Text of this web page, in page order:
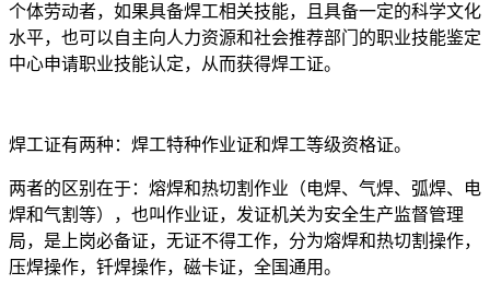
个体劳动者，如果具备焊工相关技能，且具备一定的科学文化
水平，也可以自主向人力资源和社会推荐部门的职业技能鉴定
中心申请职业技能认定，从而获得焊工证。
焊工证有两种：焊工特种作业证和焊工等级资格证。
两者的区别在于：熔焊和热切割作业（电焊、气焊、弧焊、电
焊和气割等），也叫作业证，发证机关为安全生产监督管理
局，是上岗必备证，无证不得工作，分为熔焊和热切割操作，
压焊操作，钎焊操作，磁卡证，全国通用。